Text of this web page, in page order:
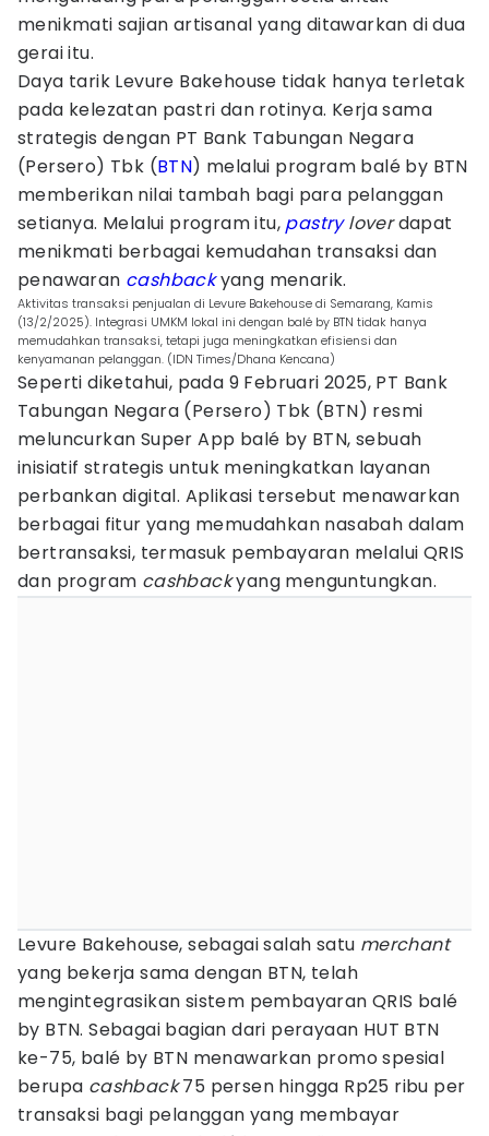
menikmati sajian artisanal yang ditawarkan di dua
gerai itu.
Daya tarik Levure Bakehouse tidak hanya terletak
pada kelezatan pastri dan rotinya. Kerja sama
strategis dengan PT Bank Tabungan Negara
(Persero) Tbk (BTN) melalui program balé by BTN
memberikan nilai tambah bagi para pelanggan
setianya. Melalui program itu, pastryloverdapat
menikmati berbagai kemudahan transaksi dan
penawaran cashbackyang menarik.
Aktivitas transaksi penjualan di Levure Bakehouse di Semarang, Kamis
(13/2/2025). Integrasi UMKM lokal ini dengan balé by BTN tidak hanya
memudahkan transaksi, tetapi juga meningkatkan efisiensi dan
kenyamanan pelanggan. (IDN Times/Dhana Kencana)
Seperti diketahui, pada 9 Februari 2025, PT Bank
Tabungan Negara (Persero) Tbk (BTN) resmi
meluncurkan Super App balé by BTN, sebuah
inisiatif strategis untuk meningkatkan layanan
perbankan digital. Aplikasi tersebut menawarkan
berbagai fitur yang memudahkan nasabah dalam
bertransaksi, termasuk pembayaran melalui QRIS
dan program cashbackyang menguntungkan.
Levure Bakehouse, sebagai salah satu merchant
yang bekerja sama dengan BTN, telah
mengintegrasikan sistem pembayaran QRIS balé
by BTN. Sebagai bagian dari perayaan HUT BTN
ke-75, balé by BTN menawarkan promo spesial
berupa cashback75 persen hingga Rp25 ribu per
transaksi bagi pelanggan yang membayar